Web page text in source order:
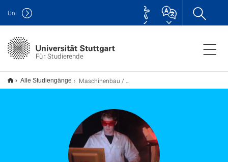
Für Studierende
Uni
Alle Studiengänge Maschinenbau / Mikrotechnik, Gerätetechnik und Technische Optik M.Sc.